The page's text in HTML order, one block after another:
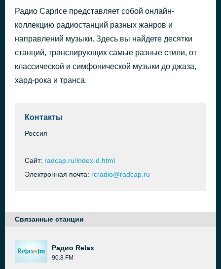
Hey There
Rosemary Clooney
Blue in Green
Miles Davis
20 часов назад
Радио Caprice представляет собой онлайн-
коллекцию радиостанций разных жанров и
направлений музыки. Здесь вы найдете десятки
станций, транслирующих самые разные стили, от
классической и симфонической музыки до джаза,
хард-рока и транса.
Контакты
Россия
Сайт: radcap.ru/index-d.html
Электронная почта: rcradio@radcap.ru
Связанные станции
Радио Relax
90.8 FM